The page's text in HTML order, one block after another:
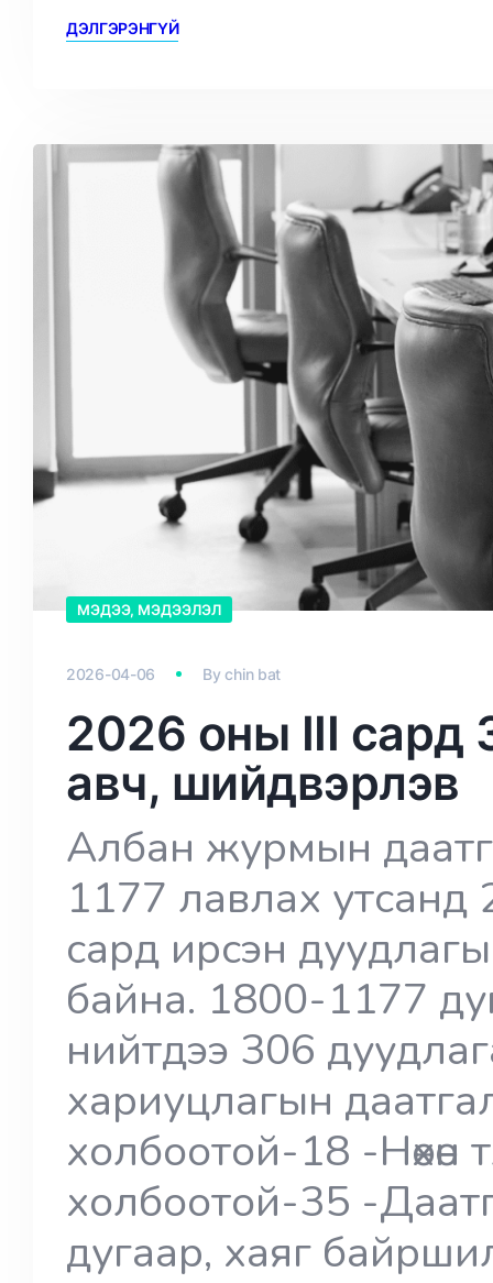
ДЭЛГЭРЭНГҮЙ
МЭДЭЭ, МЭДЭЭЛЭЛ
2026-04-06 Bychin bat
2026 оны III сард
авч, шийдвэрлэв
Албан журмын
1177 лавлах
сард ирсэн
байна. 1800-1177
нийтдээ 306
хариуцлагын
холбоотой-18 -Нөхөн
холбоотой-35 -
дугаар, хаяг